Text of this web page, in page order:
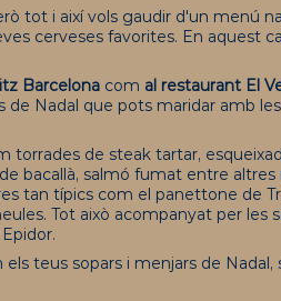
tot i així vols gaudir d'un menú
cerveses favorites. En aquest
Barcelona com al restaurant El
de Nadal que pots maridar amb
torrades de steak tartar,
bacallà, salmó fumat entre
tan típics com el panettone de
Tot això acompanyat per les
teus sopars i menjars de Nadal,